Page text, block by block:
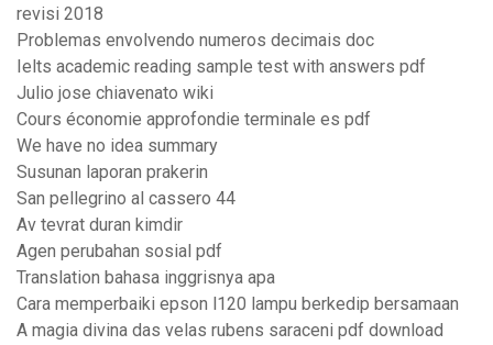
revisi 2018
Problemas envolvendo numeros decimais doc
Ielts academic reading sample test with answers pdf
Julio jose chiavenato wiki
Cours économie approfondie terminale es pdf
We have no idea summary
Susunan laporan prakerin
San pellegrino al cassero 44
Av tevrat duran kimdir
Agen perubahan sosial pdf
Translation bahasa inggrisnya apa
Cara memperbaiki epson l120 lampu berkedip bersamaan
A magia divina das velas rubens saraceni pdf download